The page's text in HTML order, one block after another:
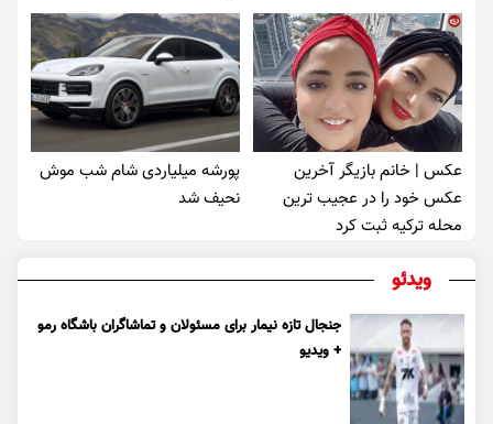
عکس | خانم بازیگر آخرین
عکس خود را در عجیب ترین
محله ترکیه ثبت کرد
پورشه میلیاردی شام شب موش‌
نحیف شد
ویدئو
جنجال تازه نیمار برای مسئولان و تماشاگران باشگاه رمو
+ ویدیو